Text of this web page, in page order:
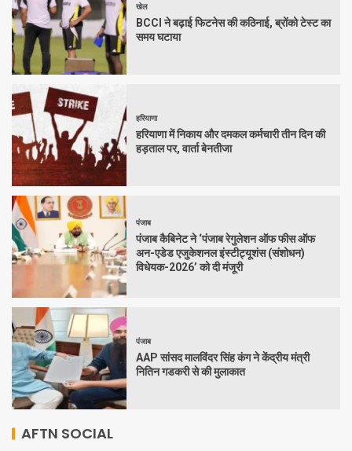
खेल
BCCI ने बढ़ाई फिटनेस की कठिनाई, ब्रोंको टेस्ट का
समय घटाया
हरियाणा
हरियाणा में निकाय और दमकल कर्मचारी तीन दिन की
हड़ताल पर, वार्ता बेनतीजा
पंजाब
पंजाब कैबिनेट ने ‘पंजाब रेगुलेशन ऑफ फीस ऑफ
अन-एडेड एजुकेशनल इंस्टीट्यूशंस (संशोधन)
विधेयक-2026’ को दी मंजूरी
पंजाब
AAP सांसद मालविंदर सिंह कंग ने केंद्रीय मंत्री
नितिन गडकरी से की मुलाकात
AFTN SOCIAL